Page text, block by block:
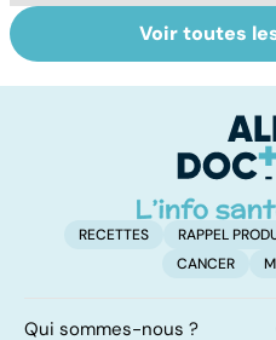
Tout savoir sur le
cerveau
Voir toutes
RECETTES RAPPEL
CANCER
Qui sommes-nous ?